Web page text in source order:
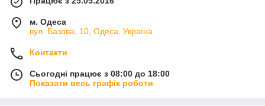
м. Одеса
вул. Базова, 10, Одеса, Україна
Контакти
Сьогодні працює з 08:00 до 18:00
Показати весь графік роботи